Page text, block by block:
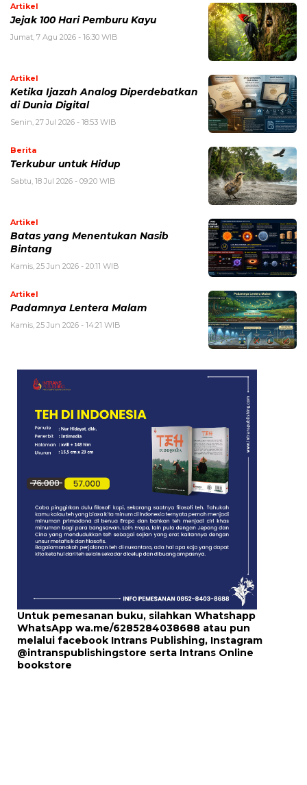
Artikel
Jejak 100 Hari Pemburu Kayu
Jumat, 7 Agu 2026 - 16:30 WIB
Artikel
Ketika Ijazah Analog Diperdebatkan
di Dunia Digital
Senin, 27 Jul 2026 - 18:53 WIB
Berita
Terkubur untuk Hidup
Sabtu, 18 Jul 2026 - 09:20 WIB
Artikel
Batas yang Menentukan Nasib
Bintang
Kamis, 25 Jun 2026 - 20:11 WIB
Artikel
Padamnya Lentera Malam
Kamis, 25 Jun 2026 - 14:21 WIB
Untuk pemesanan buku, silahkan Whatshapp
WhatsApp wa.me/6285284038688 atau pun
melalui facebook Intrans Publishing, Instagram
@intranspublishingstore serta Intrans Online
bookstore